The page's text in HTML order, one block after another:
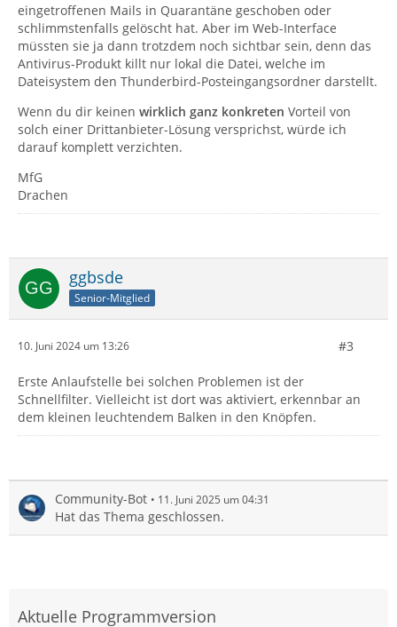
eingetroffenen Mails in Quarantäne geschoben oder
schlimmstenfalls gelöscht hat. Aber im Web-Interface
müssten sie ja dann trotzdem noch sichtbar sein, denn das
Antivirus-Produkt killt nur lokal die Datei, welche im
Dateisystem den Thunderbird-Posteingangsordner darstellt.
Wenn du dir keinen wirklich ganz konkreten Vorteil von
solch einer Drittanbieter-Lösung versprichst, würde ich
darauf komplett verzichten.
MfG
Drachen
ggbsde
Senior-Mitglied
10. Juni 2024 um 13:26 #3
Erste Anlaufstelle bei solchen Problemen ist der
Schnellfilter. Vielleicht ist dort was aktiviert, erkennbar an
dem kleinen leuchtendem Balken in den Knöpfen.
Community-Bot 11. Juni 2025 um 04:31
Hat das Thema geschlossen.
Aktuelle Programmversion